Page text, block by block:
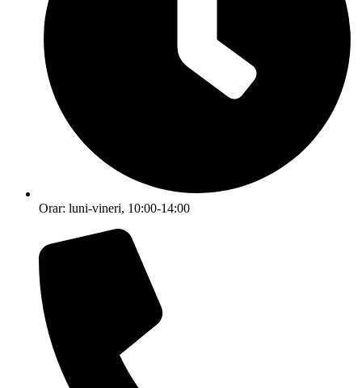
Orar: luni-vineri, 10:00-14:00